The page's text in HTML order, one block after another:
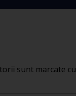
sunt marcate cu